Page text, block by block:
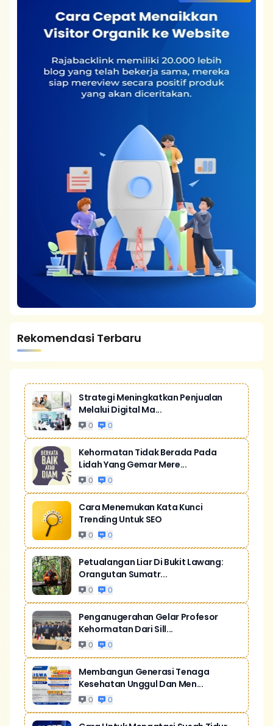
Rekomendasi Terbaru
Strategi Meningkatkan Penjualan
Melalui Digital Ma...
0 0
Kehormatan Tidak Berada Pada
Lidah Yang Gemar Mere...
0 0
Cara Menemukan Kata Kunci
Trending Untuk SEO
0 0
Petualangan Liar Di Bukit Lawang:
Orangutan Sumatr...
0 0
Penganugerahan Gelar Profesor
Kehormatan Dari Sill...
0 0
Membangun Generasi Tenaga
Kesehatan Unggul Dan Men...
0 0